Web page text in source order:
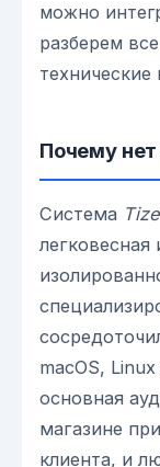
можно
разберем
Почему нет
Система
легковесная
macOS,
основная
магазине
клиента, и